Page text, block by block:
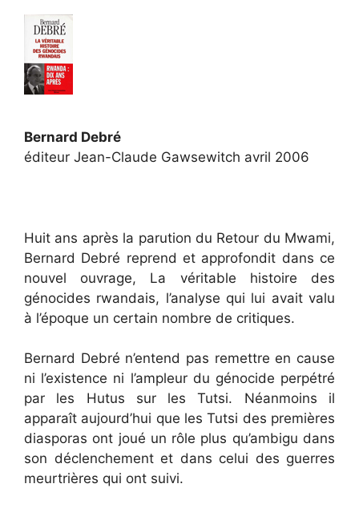
Bernard Debré
éditeur Jean-Claude Gawsewitch avril 2006
Huit ans après la parution du Retour du Mwami,
Bernard Debré reprend et approfondit dans ce
nouvel ouvrage, La véritable histoire des
génocides rwandais, l’analyse qui lui avait valu
à l’époque un certain nombre de critiques.
Bernard Debré n’entend pas remettre en cause
ni l’existence ni l’ampleur du génocide perpétré
par les Hutus sur les Tutsi. Néanmoins il
apparaît aujourd’hui que les Tutsi des premières
diasporas ont joué un rôle plus qu’ambigu dans
son déclenchement et dans celui des guerres
meurtrières qui ont suivi.